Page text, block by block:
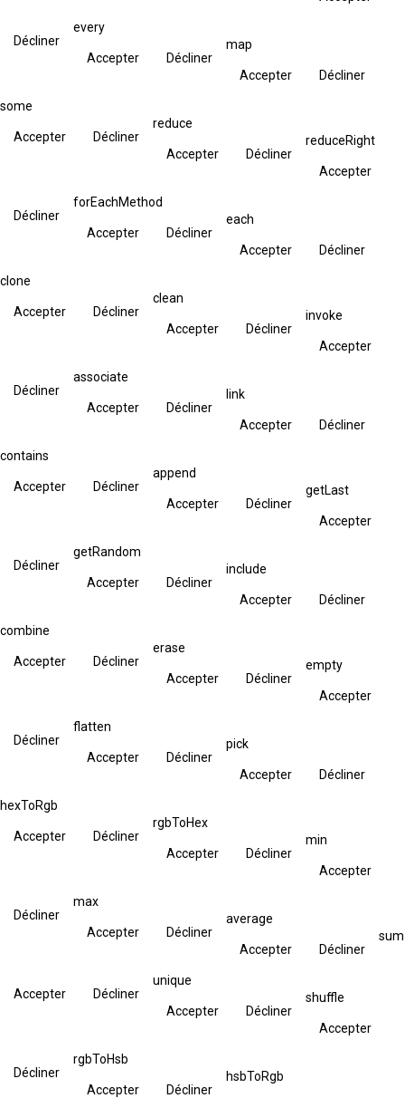
Décliner
every
Accepter Décliner
map
Accepter Décliner
some
Accepter Décliner
reduce
Accepter Décliner
reduceRight
Accepter
Décliner
forEachMethod
Accepter Décliner
each
Accepter Décliner
clone
Accepter Décliner
clean
Accepter Décliner
invoke
Accepter
Décliner
associate
Accepter Décliner
link
Accepter Décliner
contains
Accepter Décliner
append
Accepter Décliner
getLast
Accepter
Décliner
getRandom
Accepter Décliner
include
Accepter Décliner
combine
Accepter Décliner
erase
Accepter Décliner
empty
Accepter
Décliner
flatten
Accepter Décliner
pick
Accepter Décliner
hexToRgb
Accepter Décliner
rgbToHex
Accepter Décliner
min
Accepter
Décliner
max
Accepter Décliner
average
Accepter Décliner
sum
Accepter Décliner
unique
Accepter Décliner
shuffle
Accepter
Décliner
rgbToHsb
Accepter Décliner
hsbToRgb